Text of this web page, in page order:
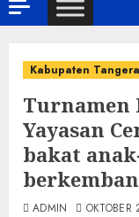
Kabupaten
Turnamen
Yayasan
bakat
ADMIN